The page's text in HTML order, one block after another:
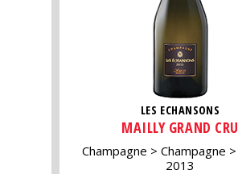
LES ECHANSONS
MAILLY GRAND CRU
Champagne Champagne
2013